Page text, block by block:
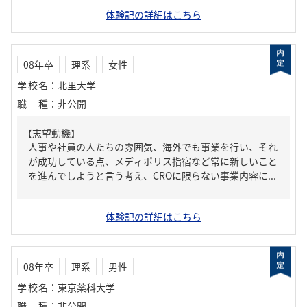
体験記の詳細はこちら
08年卒 理系
女性
学校名 ： 北里大学
職種 ： 非公開
【志望動機】
人事や社員の人たちの雰囲気、海外でも事業を行い、それ
が成功している点、メディポリス指宿など常に新しいこと
を進んでしようと言う考え、CROに限らない事業内容に...
体験記の詳細はこちら
08年卒 理系
男性
学校名 ： 東京薬科大学